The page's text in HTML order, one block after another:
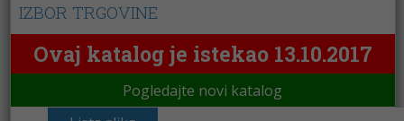
IZBOR TRGOVINE
Ovaj katalog je istekao 13.10.2017
Pogledajte novi katalog